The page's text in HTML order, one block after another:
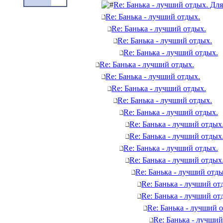
Re: Банька - лучший отдых.
Re: Банька - лучший отдых.
Re: Банька - лучший отдых.
Re: Банька - лучший отдых.
Re: Банька - лучший отдых.
Re: Банька - лучший отдых.
Re: Банька - лучший отдых.
Re: Банька - лучший отдых.
Re: Банька - лучший отдых.
Re: Банька - лучший отдых.
Re: Банька - лучший
Re: Банька - лучший
Re: Банька - лучший отдых.
Re: Банька - лучший
Re: Банька - лучший
Re: Банька - лучший
Re: Банька - лучший
Re: Банька - лучший
Re: Банька -